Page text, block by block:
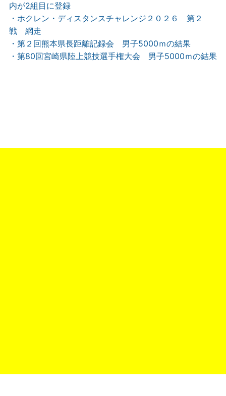
内が2組目に登録
・ホクレン・ディスタンスチャレンジ２０２６ 第２
戦 網走
・第２回熊本県長距離記録会 男子5000ｍの結果
・第80回宮崎県陸上競技選手権大会 男子5000ｍの結果